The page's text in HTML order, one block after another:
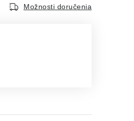
Možnosti doručenia